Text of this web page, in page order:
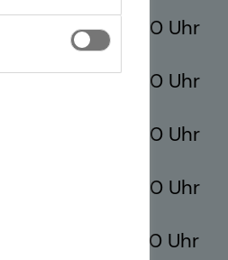
10:00 - 21:00 Uhr
10:00 - 21:00 Uhr
10:00 - 21:00 Uhr
10:00 - 21:00 Uhr
10:00 - 17:00 Uhr